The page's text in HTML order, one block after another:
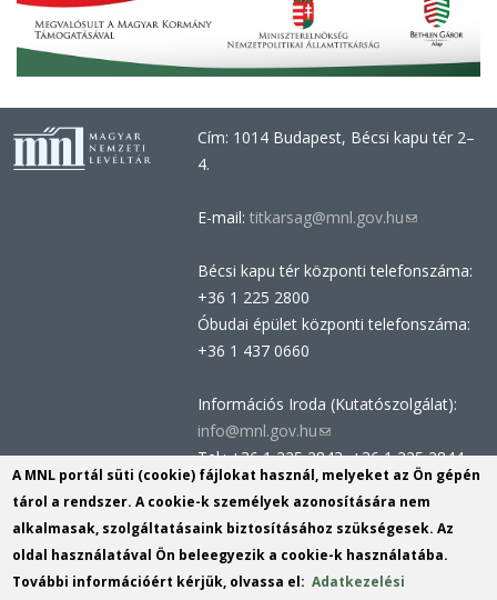
Cím: 1014 Budapest, Bécsi kapu tér 2–
4.
E-mail: titkarsag@mnl.gov.hu(link
e-
Bécsi kapu tér központi telefonszáma:
+36 1 225 2800
Óbudai épület központi telefonszáma:
+36 1 437 0660
Információs Iroda (Kutatószolgálat):
info@mnl.gov.hu(link
sends
e-
mail)
Tel.: +36 1 225 2843, +36 1 225 2844
Postacím: 1014 Budapest, Bécsi kapu
tér 2-4.
Felnőttképzési nyilvántartási szám:
B/2020/002162
A MNL portál süti (cookie) fájlokat használ, melyeket az Ön gépén
tárol a rendszer. A cookie-k személyek azonosítására nem
alkalmasak, szolgáltatásaink biztosításához szükségesek. Az
oldal használatával Ön beleegyezik a cookie-k használatába.
További információért kérjük, olvassa el:Adatkezelési